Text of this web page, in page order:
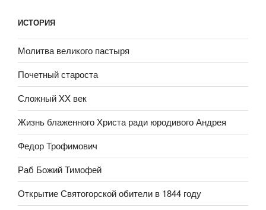
ИСТОРИЯ
Молитва великого пастыря
Почетный староста
Сложный XX век
Жизнь блаженного Христа ради юродивого Андрея
Федор Трофимович
Раб Божий Тимофей
Открытие Святогорской обители в 1844 году